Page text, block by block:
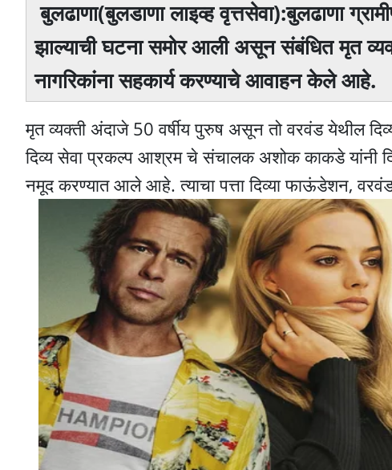
बुलढाणा(बुलडाणा लाइव्ह वृत्तसेवा):बुलढाणा
झाल्याची घटना समोर आली असून संबंधित मृत
नागरिकांना सहकार्य करण्याचे आवाहन केले आहे.
मृत व्यक्ती अंदाजे 50 वर्षीय पुरुष असून तो वरवंड येथील
दिव्य सेवा प्रकल्प आश्रम चे संचालक अशोक काकडे यांनी
नमूद करण्यात आले आहे. त्याचा पत्ता दिव्या फाऊंडेशन,